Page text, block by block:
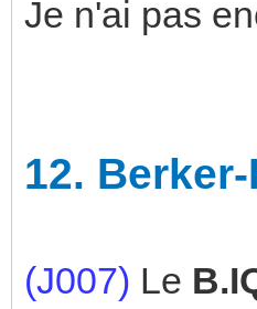
Je n'ai pas
12.
(J007) Le